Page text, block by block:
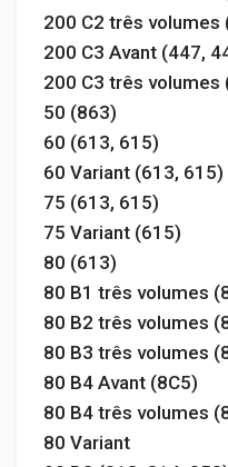
200 C2 três volumes
200 C3 Avant (447,
200 C3 três volumes
50 (863)
60 (613, 615)
60 Variant (613, 615)
75 (613, 615)
75 Variant (615)
80 (613)
80 B1 três volumes
80 B2 três volumes
80 B3 três volumes
80 B4 Avant (8C5)
80 B4 três volumes
80 Variant